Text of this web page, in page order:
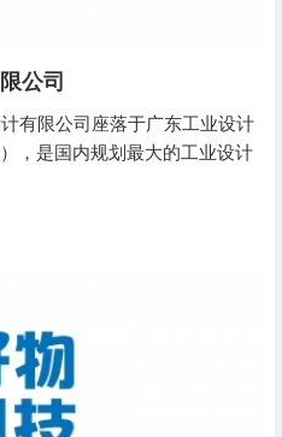
公司
有限公司座落于广东工业设计
，是国内规划最大的工业设计